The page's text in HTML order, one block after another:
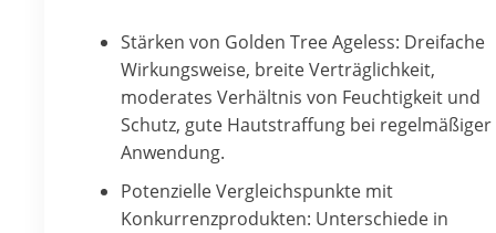
Stärken von Golden Tree Ageless: Dreifache
Wirkungsweise, breite Verträglichkeit,
moderates Verhältnis von Feuchtigkeit und
Schutz, gute Hautstraffung bei regelmäßiger
Anwendung.
Potenzielle Vergleichspunkte mit
Konkurrenzprodukten: Unterschiede in